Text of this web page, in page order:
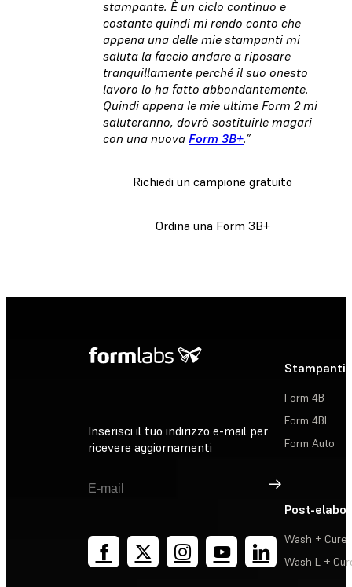
stampante. È un ciclo continuo e
costante quindi mi rendo conto che
appena una delle mie stampanti mi
saluta la faccio andare a riposare
tranquillamente perché il suo onesto
lavoro lo ha fatto abbondantemente.
Quindi appena le mie ultime Form 2 mi
saluteranno, dovrò sostituirle magari
con una nuova Form 3B+.”
Richiedi un campione gratuito
Ordina una Form 3B+
Inserisci il tuo indirizzo e-mail per
ricevere aggiornamenti
Registrati
Stampanti
Form 4B
Form 4BL
Form Auto
Post-
Wash + Cure
Wash L +